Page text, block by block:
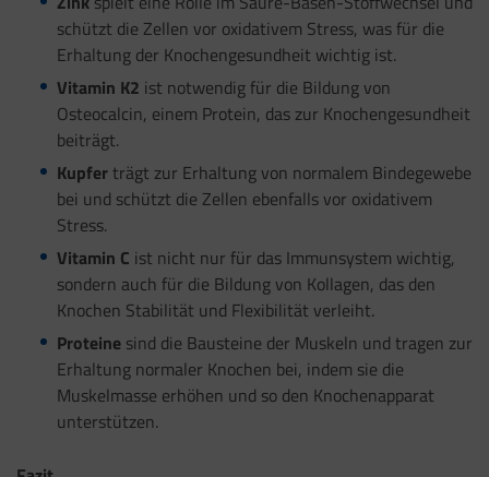
schützt die Zellen vor oxidativem Stress, was für die
Erhaltung der Knochengesundheit wichtig ist.
Vitamin K2 ist notwendig für die Bildung von
Osteocalcin, einem Protein, das zur Knochengesundheit
beiträgt.
Kupferträgt zur Erhaltung von normalem Bindegewebe
bei und schützt die Zellen ebenfalls vor oxidativem
Stress.
Vitamin C ist nicht nur für das Immunsystem wichtig,
sondern auch für die Bildung von Kollagen, das den
Knochen Stabilität und Flexibilität verleiht.
Proteinesind die Bausteine der Muskeln und tragen zur
Erhaltung normaler Knochen bei, indem sie die
Muskelmasse erhöhen und so den Knochenapparat
unterstützen.